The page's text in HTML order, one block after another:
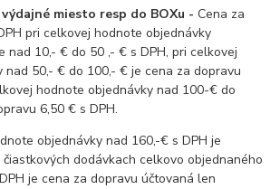
výdajné miesto resp do BOXu -Cena za
pri celkovej hodnote objednávky
nad 10,- € do 50 ,- € s DPH, pri celkovej
nad 50,- € do 100,- € je cena za dopravu
hodnote objednávky nad 100-€ do
6,50 € s DPH.
objednávky nad 160,-€ s DPH je
dodávkach celkovo objednaného
je cena za dopravu účtovaná len